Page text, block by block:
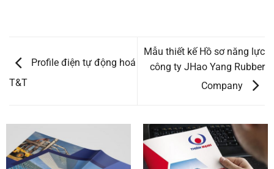
Profile điện tự động hoá
T&T
Mẫu thiết kế Hồ sơ năng lực
công ty JHao Yang Rubber
Company